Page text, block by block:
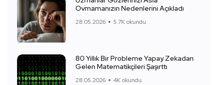
Ovmamanızın Nedenlerini Açıkladı
28.05.2026 5.7K okundu.
80 Yıllık Bir Probleme Yapay Zekadan
Gelen Matematikçileri Şaşırttı
28.05.2026 4K okundu.